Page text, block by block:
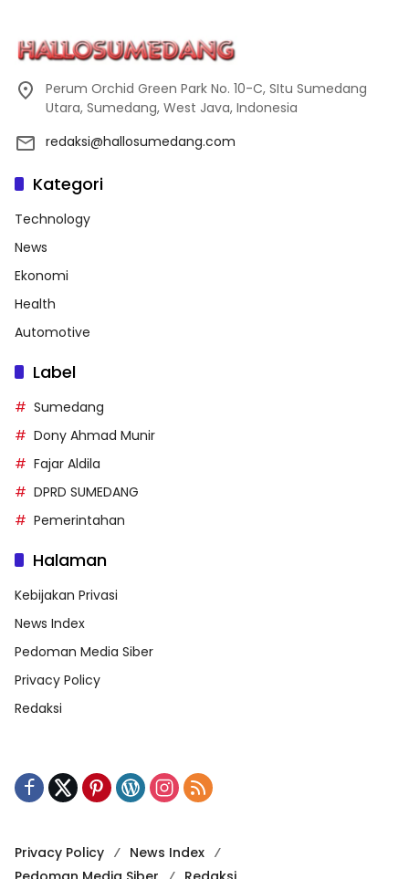
Perum Orchid Green Park No. 10-C, SItu Sumedang
Utara, Sumedang, West Java, Indonesia
redaksi@hallosumedang.com
Kategori
Technology
News
Ekonomi
Health
Automotive
Label
Sumedang
Dony Ahmad Munir
Fajar Aldila
DPRD SUMEDANG
Pemerintahan
Halaman
Kebijakan Privasi
News Index
Pedoman Media Siber
Privacy Policy
Redaksi
Privacy Policy
News Index